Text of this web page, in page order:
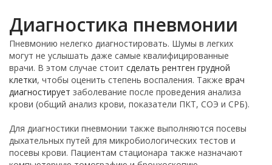
Диагностика пневмонии
Пневмонию нелегко диагностировать. Шумы в легких
могут не услышать даже самые квалифицированные
врачи. В этом случае стоит сделать рентген грудной
клетки, чтобы оценить степень воспаления. Также врач
диагностирует заболевание после проведения анализа
крови (общий анализ крови, показатели ПКТ, СОЭ и СРБ).
Для диагностики пневмонии также выполняются посевы
дыхательных путей для микробиологических тестов и
посевы крови. Пациентам стационара также назначают